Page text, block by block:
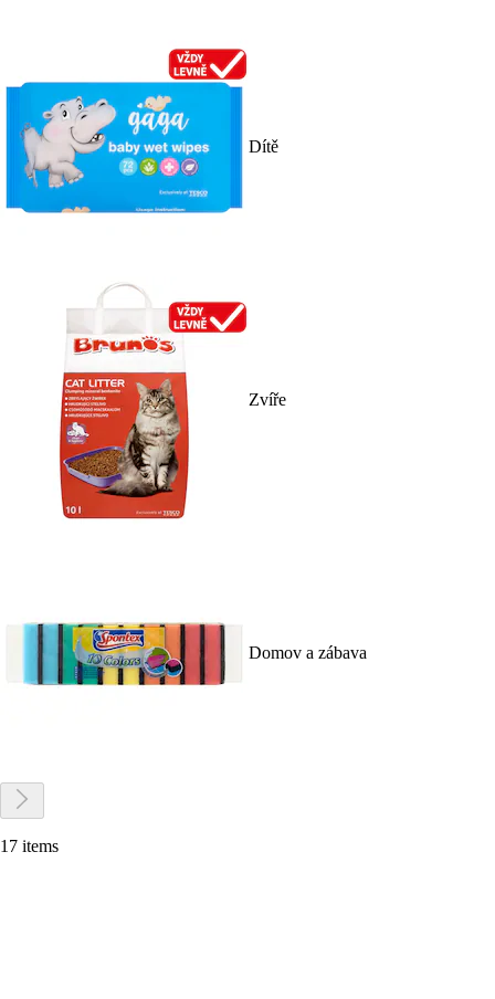
Dítě
Zvíře
Domov a zábava
17 items